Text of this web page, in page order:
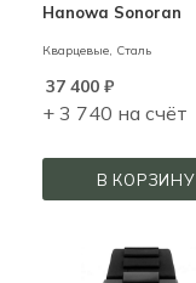
Hanowa Sonoran
Кварцевые, Сталь
37 400 ₽
+ 3 740 на счёт
В КОРЗИНУ